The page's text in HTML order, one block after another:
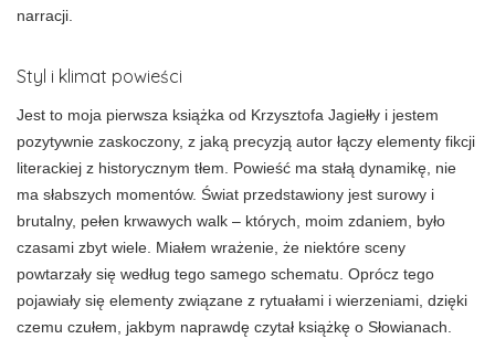
narracji.
Styl i klimat powieści
Jest to moja pierwsza książka od Krzysztofa Jagiełły i jestem
pozytywnie zaskoczony, z jaką precyzją autor łączy elementy fikcji
literackiej z historycznym tłem. Powieść ma stałą dynamikę, nie
ma słabszych momentów. Świat przedstawiony jest surowy i
brutalny, pełen krwawych walk – których, moim zdaniem, było
czasami zbyt wiele. Miałem wrażenie, że niektóre sceny
powtarzały się według tego samego schematu. Oprócz tego
pojawiały się elementy związane z rytuałami i wierzeniami, dzięki
czemu czułem, jakbym naprawdę czytał książkę o Słowianach.